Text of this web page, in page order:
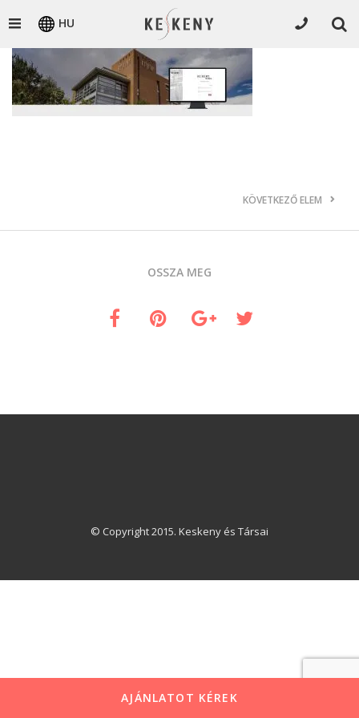
HU
KÖVETKEZŐ ELEM
OSSZA MEG
© Copyright 2015. Keskeny és Társai
AJÁNLATOT KÉREK